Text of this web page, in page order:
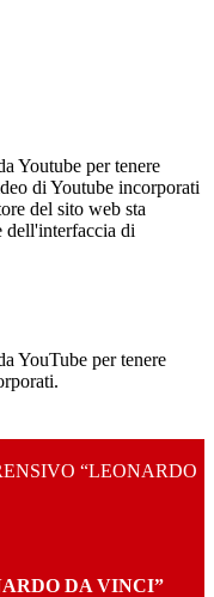
Youtube per tenere
di Youtube incorporati
del sito web sta
dell'interfaccia di
YouTube per tenere
“LEONARDO
DA VINCI”